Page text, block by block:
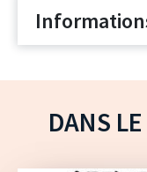
DANS